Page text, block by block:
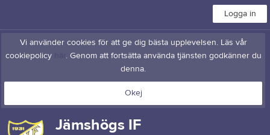
Logga in
Vi använder cookies för att ge dig bästa upplevelsen. Läs vår
cookiepolicy
. Genom att fortsätta använda tjänsten godkänner du
denna.
Okej
Jämshögs IF